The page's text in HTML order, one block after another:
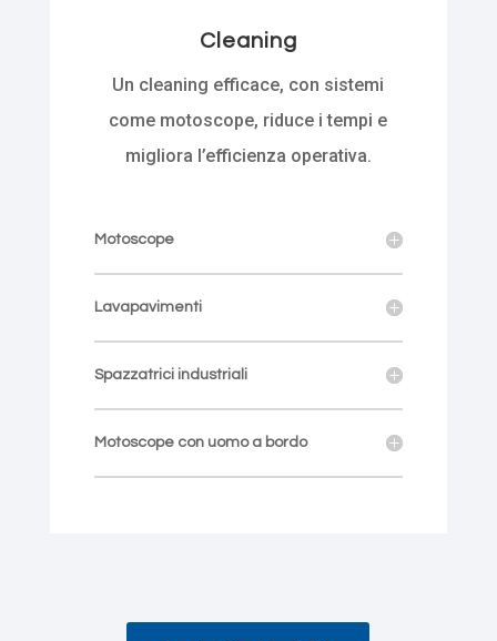
Cleaning
Un cleaning efficace, con sistemi
come motoscope, riduce i tempi e
migliora l’efficienza operativa.
Motoscope
Lavapavimenti
Spazzatrici industriali
Motoscope con uomo a bordo